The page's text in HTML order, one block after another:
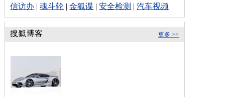
信访办 |魂斗轮 |金狐谍 |安全检测 |汽车视频
更多 >>